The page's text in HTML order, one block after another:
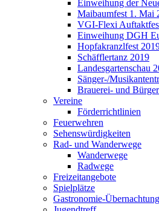
Einweihung der
Maibaumfest 1. Mai
VGI-Flexi
Einweihung DGH
Hopfakranzlfest
Schäfflertanz 2019
Landesgartenschau
Sänger-/
Brauerei- und
Vereine
Förderrichtlinien
Feuerwehren
Sehenswürdigkeiten
Rad- und Wanderwege
Wanderwege
Radwege
Freizeitangebote
Spielplätze
Gastronomie-Übernachtung